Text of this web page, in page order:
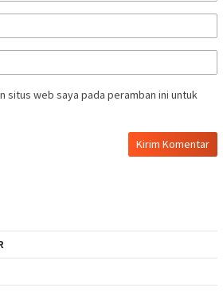
situs web saya pada peramban ini untuk